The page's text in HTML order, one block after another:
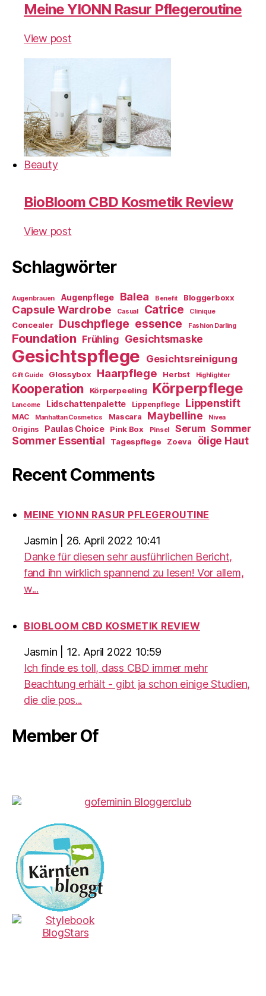
Meine YIONN Rasur Pflegeroutine
View post
Beauty
BioBloom CBD Kosmetik Review
View post
Schlagwörter
Augenbrauen Augenpflege Balea Benefit Bloggerboxx
Capsule Wardrobe Casual Catrice Clinique
Concealer Duschpflege essence Fashion Darling
Foundation Frühling Gesichtsmaske
Gesichtspflege Gesichtsreinigung
Gift Guide Glossybox Haarpflege Herbst Highlighter
Kooperation Körperpeeling Körperpflege
Lancome Lidschattenpalette Lippenpflege Lippenstift
MAC Manhattan Cosmetics Mascara Maybelline Nivea
Origins Paulas Choice Pink Box Pinsel Serum Sommer
Sommer Essential Tagespflege Zoeva ölige Haut
Recent Comments
MEINE YIONN RASUR PFLEGEROUTINE
Jasmin
26. April 2022 10:41
Danke für diesen sehr ausführlichen Bericht,
fand ihn wirklich spannend zu lesen! Vor allem,
w...
BIOBLOOM CBD KOSMETIK REVIEW
Jasmin
12. April 2022 10:59
Ich finde es toll, dass CBD immer mehr
Beachtung erhält - gibt ja schon einige Studien,
die die pos...
Member Of